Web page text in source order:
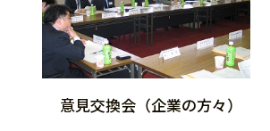
意見交換会（企業の方々）